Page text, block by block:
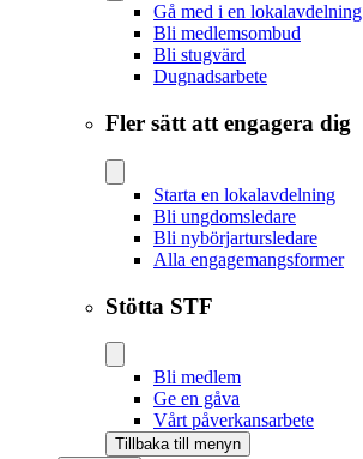
Gå med i en lokalavdelning
Bli medlemsombud
Bli stugvärd
Dugnadsarbete
Fler sätt att engagera dig
Starta en lokalavdelning
Bli ungdomsledare
Bli nybörjartursledare
Alla engagemangsformer
Stötta STF
Bli medlem
Ge en gåva
Vårt påverkansarbete
Tillbaka till menyn